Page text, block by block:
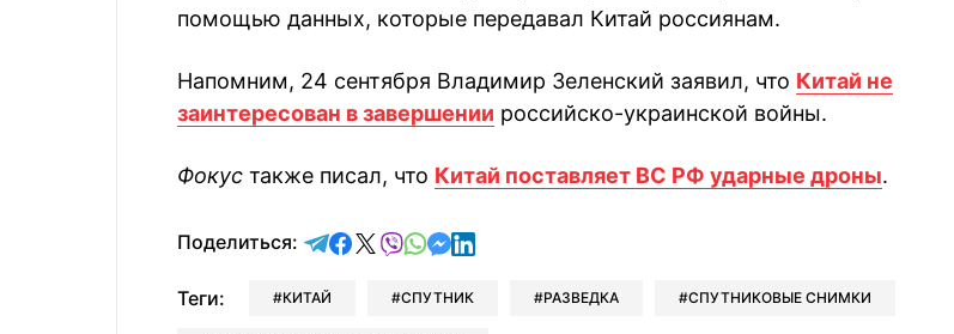
помощью данных, которые передавал Китай россиянам.
Напомним, 24 сентября Владимир Зеленский заявил, что Китай не
заинтересован в завершении российско-украинской войны.
Фокус также писал, что Китай поставляет ВС РФ ударные дроны.
Поделиться: отправить в Telegram
поделиться в Facebook
поделиться в X
отправить в Viber
отправить в Whatsapp
отправить в Messenger
отправить в LinkedIn
Теги: КИТАЙ СПУТНИК РАЗВЕДКА СПУТНИКОВЫЕ СНИМКИ